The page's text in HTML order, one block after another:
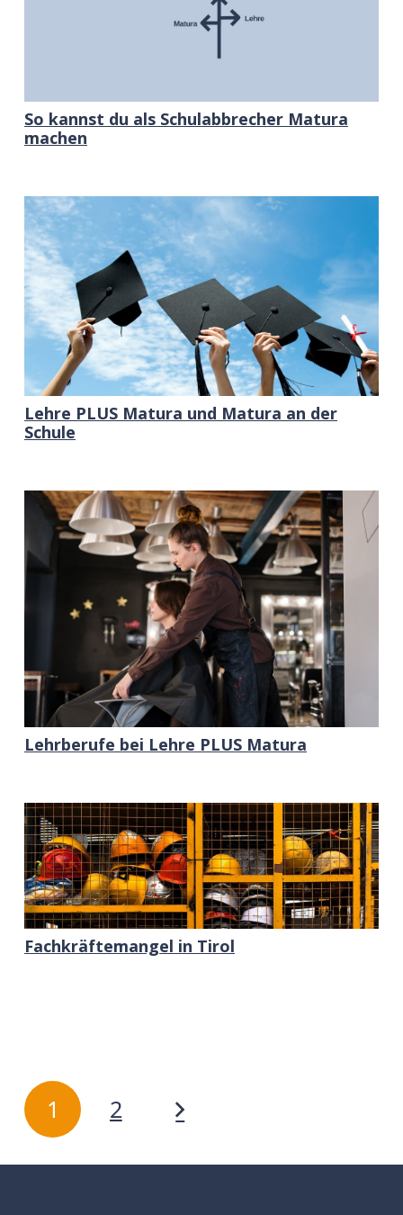
So kannst du als Schulabbrecher Matura
machen
Lehre PLUS Matura und Matura an der
Schule
Lehrberufe bei Lehre PLUS Matura
Fachkräftemangel in Tirol
1 2